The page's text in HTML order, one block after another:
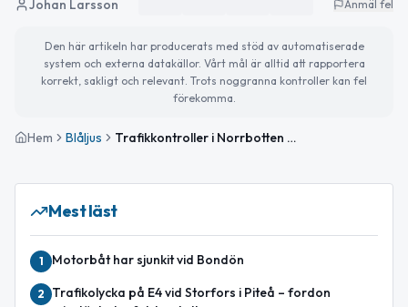
Johan Larsson Anmäl fel
Den här artikeln har producerats med stöd av automatiserade
system och externa datakällor. Vårt mål är alltid att rapportera
korrekt, sakligt och relevant. Trots noggranna kontroller kan fel
förekomma.
Hem Blåljus Trafikkontroller i Norrbotten – tre ordningsböter utfärdade i Luleå
Mest läst
1 Motorbåt har sjunkit vid Bondön
2
Trafikolycka på E4 vid Storfors i Piteå – fordon